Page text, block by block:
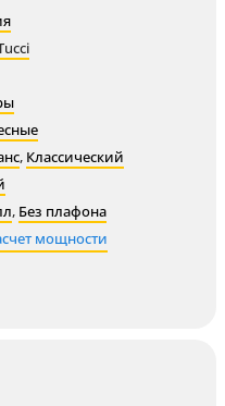
, Классический
, Без плафона
мощности